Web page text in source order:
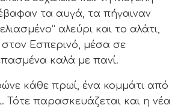
τα αυγά, τα πήγαιναν
αλεύρι και το αλάτι,
Εσπερινό, μέσα σε
καλά με πανί.
κάθε πρωί, ένα κομμάτι από
Τότε παρασκευάζεται και η νέα